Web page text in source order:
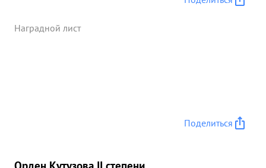
Наградной лист
Поделиться